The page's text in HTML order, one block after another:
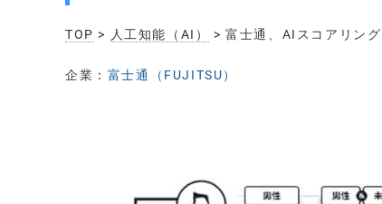
TOP > 人工知能（AI） > 富士通、AIスコアリン
企業： 富士通（FUJITSU）